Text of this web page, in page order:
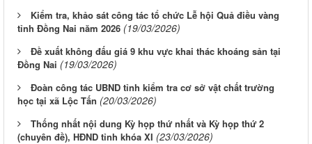
Kiểm tra, khảo sát công tác tổ chức Lễ hội Quả điều vàng
tỉnh Đồng Nai năm 2026 (19/03/2026)
Đề xuất không đấu giá 9 khu vực khai thác khoáng sản tại
Đồng Nai (19/03/2026)
Đoàn công tác UBND tỉnh kiểm tra cơ sở vật chất trường
học tại xã Lộc Tấn (20/03/2026)
Thống nhất nội dung Kỳ họp thứ nhất và Kỳ họp thứ 2
(chuyên đề), HĐND tỉnh khóa XI (23/03/2026)